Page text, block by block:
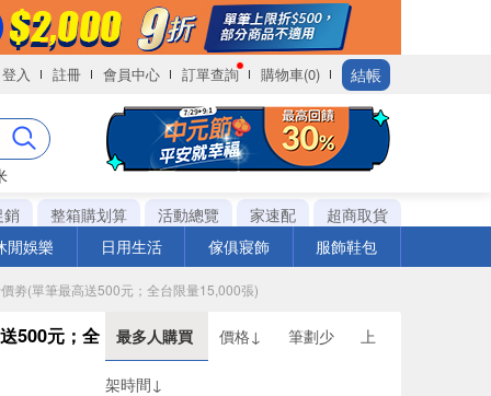
登入 註冊 會員中心 訂單查詢 購物車(0) 結帳
銷 整箱購划算 活動總覽 家速配
超商取貨
閒娛樂 日用生活 傢俱寢飾 服飾鞋包
劵(單筆最高送500元；全台限量15,000張)
500元；全
最多人購買 價格↓ 筆劃少 上
架時間↓